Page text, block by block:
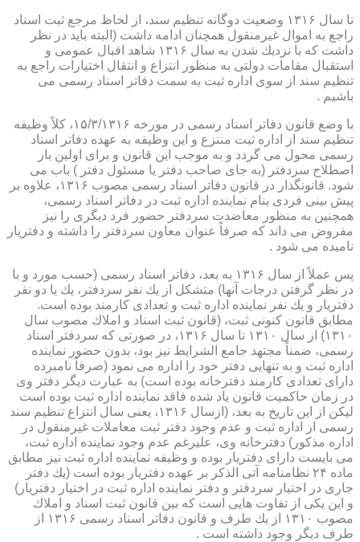
تا سال ۱۳۱۶ وضعیت دوگانه تنظیم سند، از لحاظ مرجع ثبت اسناد
راجع به اموال غیرمنقول همچنان ادامه داشت (البته باید در نظر
داشت كه با نزدیك شدن به سال ۱۳۱۶ شاهد اقبال عمومی و
استقبال مقامات دولتی به منظور انتزاع و انتقال اختیارات راجع به
تنظیم سند از سوی اداره ثبت به سمت دفاتر اسناد رسمی می
باشیم .
با وضع قانون دفاتر اسناد رسمی در مورخه ۱۵/۳/۱۳۱۶، كلاً وظیفه
تنظیم سند از اداره ثبت منتزع و این وظیفه به عهده دفاتر اسناد
رسمی محول می گردد و به موجب این قانون و برای اولین بار
اصطلاح سردفتر (به جای صاحب دفتر یا مسئول دفتر ) باب می
شود. قانونگذار در قانون دفاتر اسناد رسمی مصوب ۱۳۱۶، علاوه بر
پیش بینی فردی بنام نماینده اداره ثبت در دفاتر اسناد رسمی،
همچنین به منظور معاضدت سردفتر حضور فرد دیگری را نیز
مفروض می داند كه صرفاً عنوان معاون سردفتر را داشته و دفتریار
نامیده می شود .
پس عملاً از سال ۱۳۱۶ به بعد، دفاتر اسناد رسمی (حسب مورد و با
در نظر گرفتن درجات آنها) متشكل از یك نفر سردفتر، یك یا دو نفر
دفتریار و یك نفر نماینده اداره ثبت و تعدادی كارمند بوده است.
مطابق قانون كنونی ثبت، (قانون ثبت اسناد و املاك مصوب سال
۱۳۱۰) از سال ۱۳۱۰ تا سال ۱۳۱۶، در صورتی كه سردفتر اسناد
رسمی، ضمناً مجتهد جامع الشرایط نیز بود، بدون حضور نماینده
اداره ثبت و به تنهایی دفتر خود را اداره می نمود (صرفاً نامبرده
دارای تعدادی كارمند دفترخانه بوده است) به عبارت دیگر دفتر وی
در زمان حاكمیت قانون یاد شده فاقد نماینده اداره ثبت بوده است
لیكن از این تاریخ به بعد، (ازسال ۱۳۱۶، یعنی سال انتزاع تنظیم سند
رسمی از اداره ثبت و عدم وجود دفتر ثبت معاملات غیرمنقول در
اداره مذكور) دفترخانه وی، علیرغم عدم وجود نماینده اداره ثبت،
می بایست دارای دفتریار بوده و وظیفه نماینده اداره ثبت نیز مطابق
ماده ۲۴ نظامنامه آتی الذكر بر عهده دفتریار بوده است (یك دفتر
جاری در اختیار سردفتر و دفتر نماینده اداره ثبت در اختیار دفتریار)
و این یكی از تفاوت هایی است كه بین قانون ثبت اسناد و املاك
مصوب ۱۳۱۰ از یك طرف و قانون دفاتر اسناد رسمی ۱۳۱۶ از
طرف دیگر وجود داشته است .